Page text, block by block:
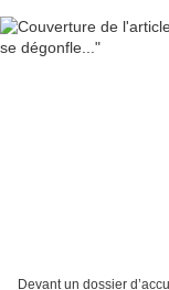
Devant un dossier